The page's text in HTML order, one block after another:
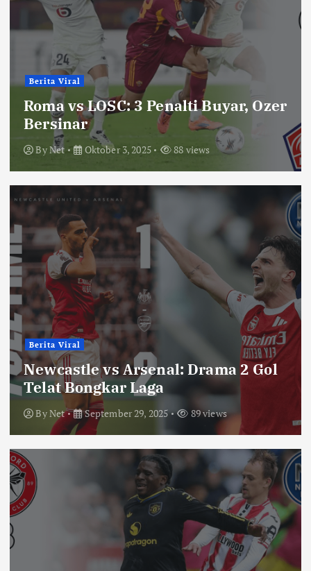
Berita Viral
Roma vs LOSC: 3 Penalti Buyar, Ozer
Bersinar
ByNet Oktober 3, 2025 88 views
Berita Viral
Newcastle vs Arsenal: Drama 2 Gol
Telat Bongkar Laga
ByNet September 29, 2025 89 views